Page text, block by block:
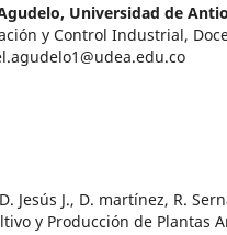
Universidad de
y Control Industrial,
Jesús J., D. martínez, R.
y Producción de Plantas